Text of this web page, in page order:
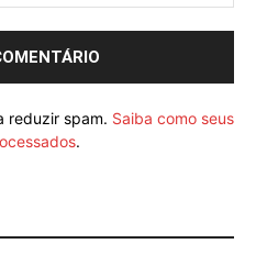
reduzir spam. Saiba como seus
.